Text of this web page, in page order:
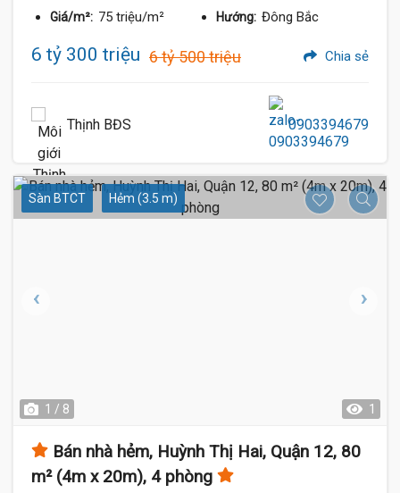
Giá/m²: 75 triệu/m² Hướng: Đông Bắc
6 tỷ 300 triệu 6 tỷ 500 triệu Chia sẻ
Thịnh BĐS 0903394679
Sàn BTCT Hẻm (3.5 m)
1 / 8 1
Bán nhà hẻm, Huỳnh Thị Hai, Quận 12, 80
m² (4m x 20m), 4 phòng